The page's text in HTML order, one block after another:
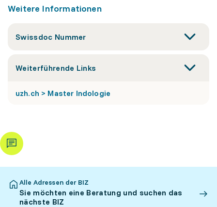
Weitere Informationen
Swissdoc Nummer
Weiterführende Links
uzh.ch > Master Indologie
Alle Adressen der BIZ
Sie möchten eine Beratung und suchen das
nächste BIZ